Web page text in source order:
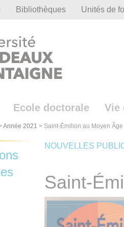
Bibliothèques Unités de
Ecole doctorale Vie
Année 2021 > Saint-Émilion au Moyen Âge
NOUVELLES
Saint-